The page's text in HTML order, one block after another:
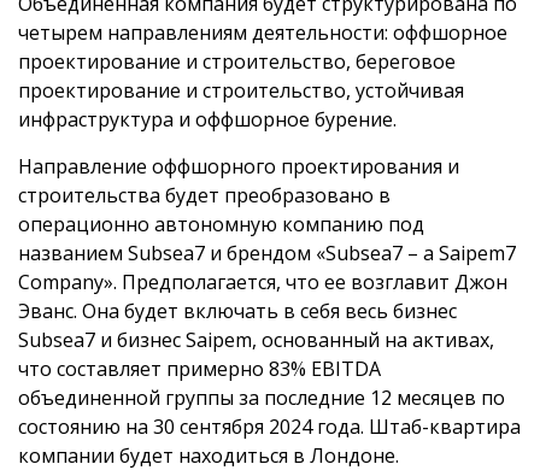
четырем направлениям деятельности: оффшорное
проектирование и строительство, береговое
проектирование и строительство, устойчивая
инфраструктура и оффшорное бурение.
Направление оффшорного проектирования и
строительства будет преобразовано в
операционно автономную компанию под
названием Subsea7 и брендом «Subsea7 – a Saipem7
Company». Предполагается, что ее возглавит Джон
Эванс. Она будет включать в себя весь бизнес
Subsea7 и бизнес Saipem, основанный на активах,
что составляет примерно 83% EBITDA
объединенной группы за последние 12 месяцев по
состоянию на 30 сентября 2024 года. Штаб-квартира
компании будет находиться в Лондоне.